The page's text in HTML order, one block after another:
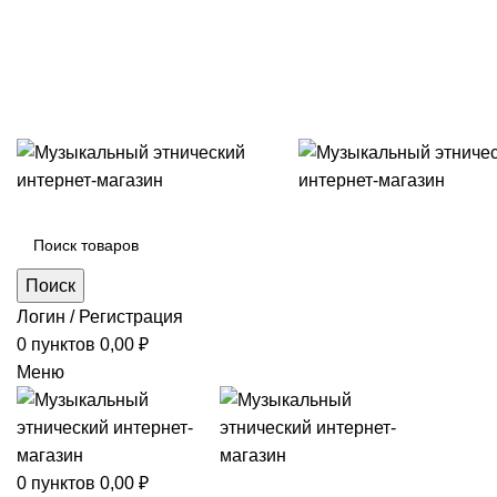
Поиск
Логин / Регистрация
0 пунктов 0,00 ₽
Меню
0 пунктов 0,00 ₽